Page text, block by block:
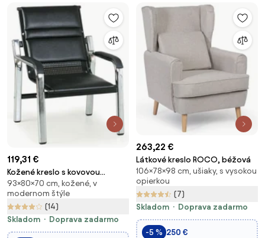
119,31 €
Kožené kreslo s kovovou
konštrukciou SOLID II, čierne
93×80×70 cm, kožené, v
modernom štýle
(14)
Skladom
Doprava zadarmo
263,22 €
Látkové kreslo ROCO, béžová
106×78×98 cm, ušiaky, s vysokou
opierkou
(7)
Skladom
Doprava zadarmo
-5 % 250 €